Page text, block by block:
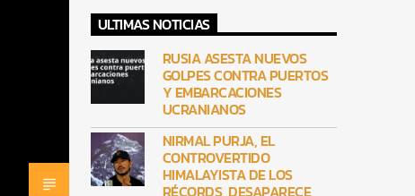
ULTIMAS NOTICIAS
RUSIA ASESTA NUEVOS
GOLPES CONTRA PUERTOS
Y EMBARCACIONES
UCRANIANOS
NIRMAL PURJA, EL
CONTROVERTIDO
HIMALAYISTA DE LOS